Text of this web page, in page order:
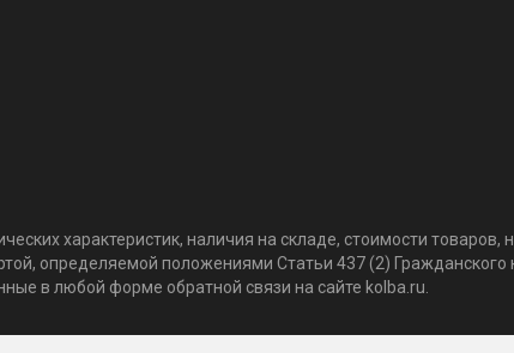
характеристик, наличия на складе, стоимости
определяемой положениями Статьи 437 (2)
в любой форме обратной связи на сайте kolba.ru.